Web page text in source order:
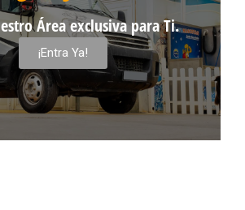
Área exclusiva para Ti.
¡Entra Ya!